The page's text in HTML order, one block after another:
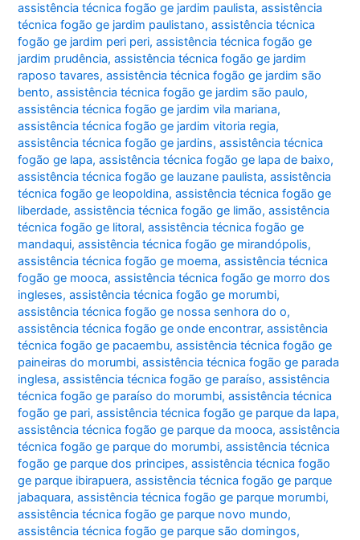
assistência técnica fogão ge jardim paulista,assistência
técnica fogão ge jardim paulistano,assistência técnica
fogão ge jardim peri peri,assistência técnica fogão ge
jardim prudência,assistência técnica fogão ge jardim
raposo tavares,assistência técnica fogão ge jardim são
bento,assistência técnica fogão ge jardim são paulo,
assistência técnica fogão ge jardim vila mariana,
assistência técnica fogão ge jardim vitoria regia,
assistência técnica fogão ge jardins,assistência técnica
fogão ge lapa,assistência técnica fogão ge lapa de baixo,
assistência técnica fogão ge lauzane paulista,assistência
técnica fogão ge leopoldina,assistência técnica fogão ge
liberdade,assistência técnica fogão ge limão,assistência
técnica fogão ge litoral,assistência técnica fogão ge
mandaqui,assistência técnica fogão ge mirandópolis,
assistência técnica fogão ge moema,assistência técnica
fogão ge mooca,assistência técnica fogão ge morro dos
ingleses,assistência técnica fogão ge morumbi,
assistência técnica fogão ge nossa senhora do o,
assistência técnica fogão ge onde encontrar,assistência
técnica fogão ge pacaembu,assistência técnica fogão ge
paineiras do morumbi,assistência técnica fogão ge parada
inglesa,assistência técnica fogão ge paraíso,assistência
técnica fogão ge paraíso do morumbi,assistência técnica
fogão ge pari,assistência técnica fogão ge parque da lapa,
assistência técnica fogão ge parque da mooca,assistência
técnica fogão ge parque do morumbi,assistência técnica
fogão ge parque dos principes,assistência técnica fogão
ge parque ibirapuera,assistência técnica fogão ge parque
jabaquara,assistência técnica fogão ge parque morumbi,
assistência técnica fogão ge parque novo mundo,
assistência técnica fogão ge parque são domingos,